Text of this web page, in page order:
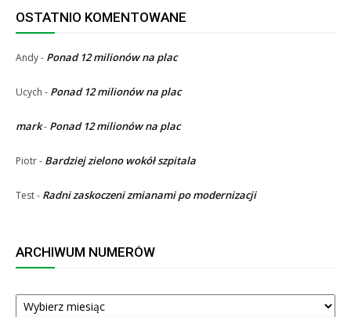
OSTATNIO KOMENTOWANE
Andy- Ponad 12 milionów na plac
Ucych - Ponad 12 milionów na plac
mark- Ponad 12 milionów na plac
Piotr- Bardziej zielono wokół szpitala
Test- Radni zaskoczeni zmianami po modernizacji
ARCHIWUM NUMERÓW
ARCHIWUM
NUMERÓW